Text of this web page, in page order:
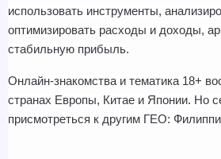
использовать инструменты,
оптимизировать расходы и доходы,
стабильную прибыль.
Онлайн-знакомства и тематика 18+
странах Европы, Китае и Японии. Но
присмотреться к другим ГЕО: